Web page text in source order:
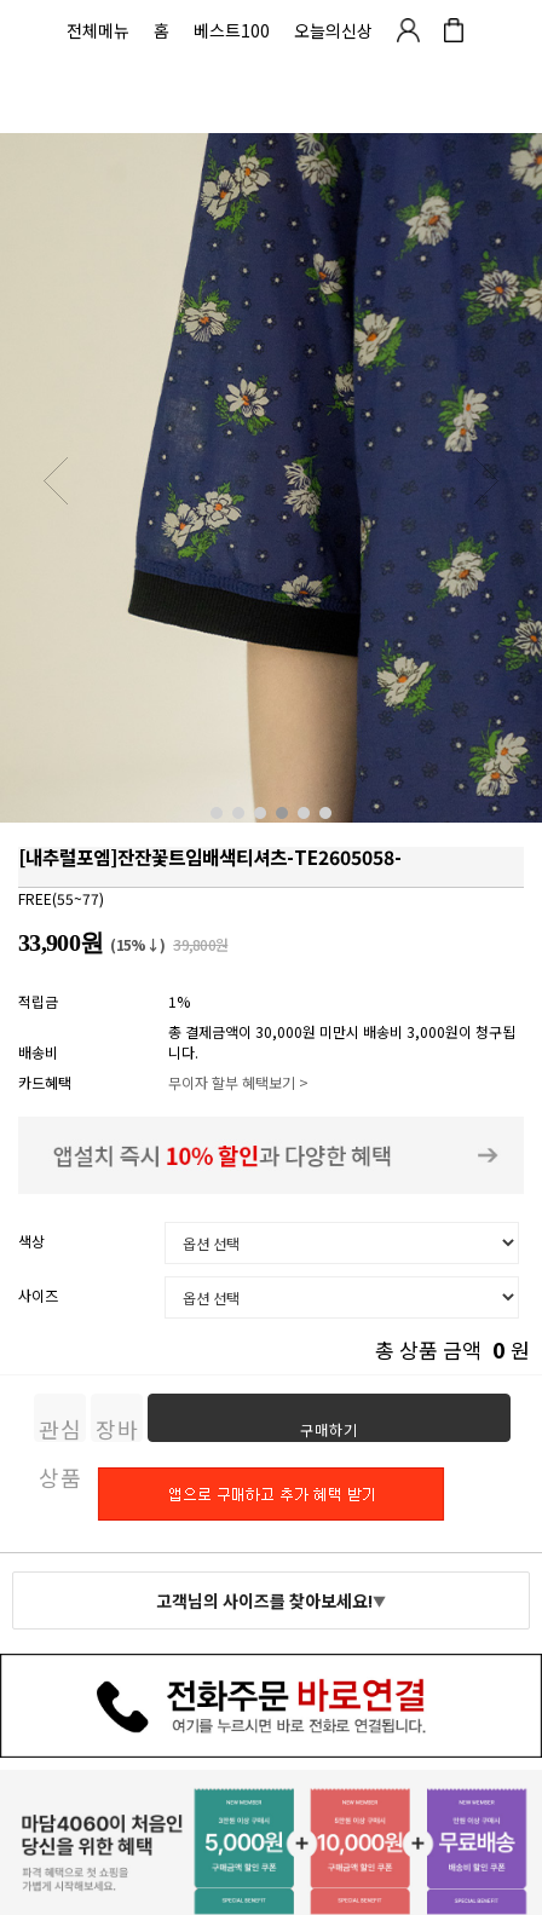
전체메뉴 홈 베스트100 오늘의신상
[내추럴포엠]잔잔꽃트임배색티셔츠-TE2605058-
FREE(55~77)
33,900원 (15%↓) 39,800원
적립금 1%
배송비
총 결제금액이 30,000원 미만시 배송비 3,000원이 청구됩
니다.
카드혜택
무이자 할부 혜택보기 >
색상
사이즈
총 상품 금액 0 원
관심
상품
장바
구니
구매하기
고객님의 사이즈를 찾아보세요!▼